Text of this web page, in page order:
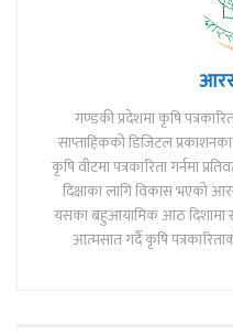
गण्डकी प्रदेशमा कृषि
साप्ताहिकको डिजिटल
कृषि वीटमा पत्रकारिता गर्नमा
दिक्षाका लागि विकास भएको
यसका बहुआयामिक आठ दिशामा
आत्मसात गर्दै कृषि